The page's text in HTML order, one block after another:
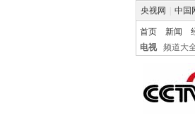
央视网 中国
首页 新闻
电视
频道大